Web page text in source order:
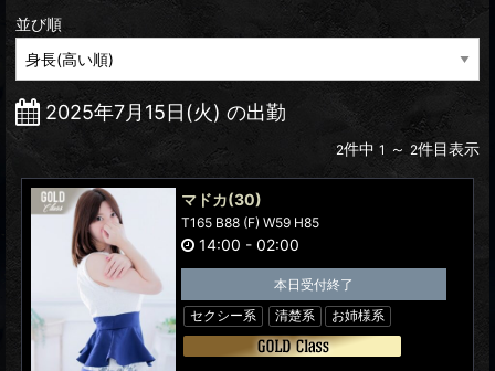
並び順
2025年7月15日(火) の出勤
2件中 1 ～ 2件目表示
マドカ(30)
T165 B88 (F) W59 H85
14:00 - 02:00
本日受付終了
セクシー系
清楚系 お姉様系